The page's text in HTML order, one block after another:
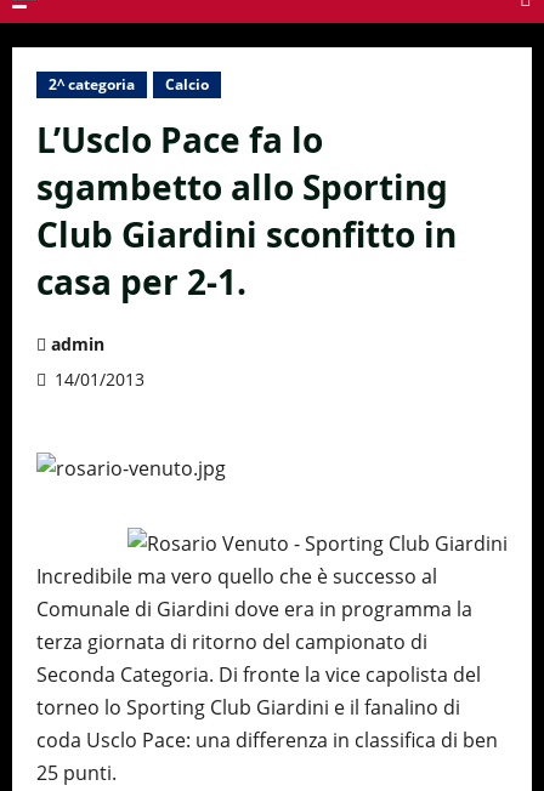
2^ categoria Calcio
L’Usclo Pace fa lo
sgambetto allo Sporting
Club Giardini sconfitto in
casa per 2-1.
admin
14/01/2013
Incredibile ma vero quello che è successo al
Comunale di Giardini dove era in programma la
terza giornata di ritorno del campionato di
Seconda Categoria. Di fronte la vice capolista del
torneo lo Sporting Club Giardini e il fanalino di
coda Usclo Pace: una differenza in classifica di ben
25 punti.